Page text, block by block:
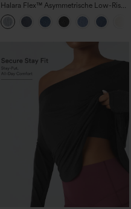
+15
Halara Flex™ Asymmetrische Low-Rise-
Jeans mit Reißverschlusstaschen,
Baggy-Stil, weitem Bein, gewaschen,
lässig